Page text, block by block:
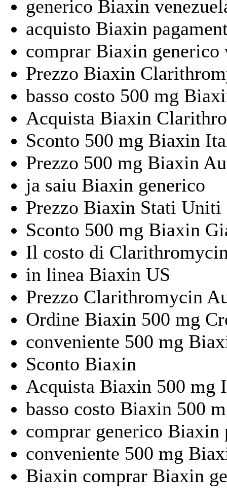
generico Biaxin
acquisto Biaxin
comprar Biaxin generico
Prezzo Biaxin
basso costo 500 mg
Acquista Biaxin
Sconto 500 mg Biaxin
Prezzo 500 mg Biaxin
ja saiu Biaxin generico
Prezzo Biaxin Stati Uniti
Sconto 500 mg Biaxin
Il costo di
in linea Biaxin US
Prezzo Clarithromycin
Ordine Biaxin 500 mg
conveniente 500 mg
Sconto Biaxin
Acquista Biaxin 500 mg
basso costo Biaxin 500
comprar generico Biaxin
conveniente 500 mg
Biaxin comprar Biaxin